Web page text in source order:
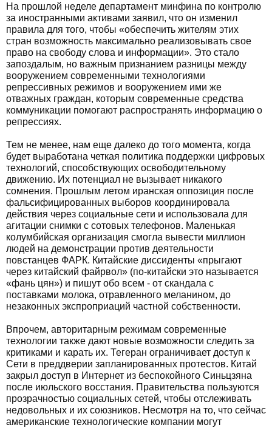
На прошлой неделе департамент минфина по контролю
за иностранными активами заявил, что он изменил
правила для того, чтобы «обеспечить жителям этих
стран возможность максимально реализовывать свое
право на свободу слова и информации». Это стало
запоздалым, но важным признанием разницы между
вооружением современными технологиями
репрессивных режимов и вооружением ими же
отважных граждан, которым современные средства
коммуникации помогают распространять информацию о
репрессиях.
Тем не менее, нам еще далеко до того момента, когда
будет выработана четкая политика поддержки цифровых
технологий, способствующих освободительному
движению. Их потенциал не вызывает никакого
сомнения. Прошлым летом иранская оппозиция после
фальсифицированных выборов координировала
действия через социальные сети и использовала для
агитации снимки с сотовых телефонов. Маленькая
колумбийская организация смогла вывести миллион
людей на демонстрации против деятельности
повстанцев ФАРК. Китайские диссиденты «прыгают
через китайский файрвол» (по-китайски это называется
«фань цян») и пишут обо всем - от скандала с
поставками молока, отравленного меланином, до
незаконных экспроприаций частной собственности.
Впрочем, авторитарным режимам современные
технологии также дают новые возможности следить за
критиками и карать их. Тегеран ограничивает доступ к
Сети в преддверии запланированных протестов. Китай
закрыл доступ в Интернет из беспокойного Синьцзяна
после июльского восстания. Правительства пользуются
прозрачностью социальных сетей, чтобы отслеживать
недовольных и их союзников. Несмотря на то, что сейчас
американские технологические компании могут